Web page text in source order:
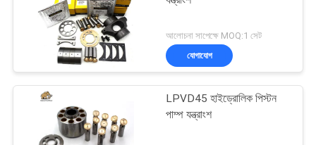
আলোচনা সাপেক্ষে MOQ:1 সেট
যোগাযোগ
LPVD45 হাইড্রোলিক পিস্টন
পাম্প যন্ত্রাংশ